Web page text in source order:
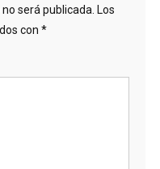
será publicada. Los
con *